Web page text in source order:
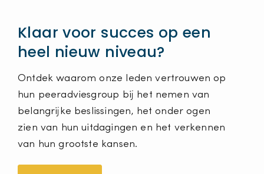
Klaar voor succes op een
heel nieuw niveau?
Ontdek waarom onze leden vertrouwen op
hun peeradviesgroup bij het nemen van
belangrijke beslissingen, het onder ogen
zien van hun uitdagingen en het verkennen
van hun grootste kansen.